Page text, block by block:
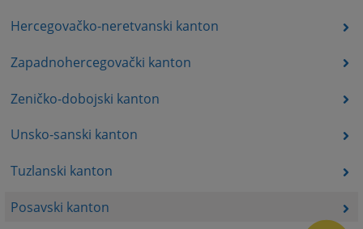
Hercegovačko-neretvanski kanton
Zapadnohercegovački kanton
Zeničko-dobojski kanton
Unsko-sanski kanton
Tuzlanski kanton
Posavski kanton